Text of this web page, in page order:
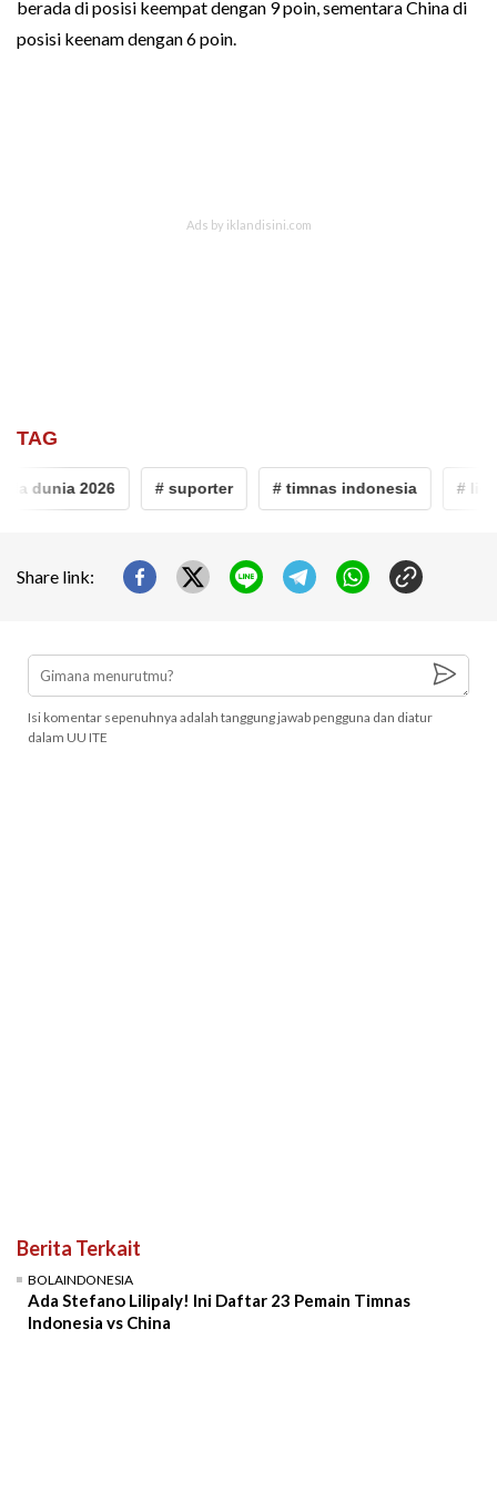
berada di posisi keempat dengan 9 poin, sementara China di
posisi keenam dengan 6 poin.
TAG
dunia 2026 # suporter # timnas indonesia # liga
Share link:
Isi komentar sepenuhnya adalah tanggung jawab pengguna dan diatur
dalam UU ITE
Berita Terkait
BOLAINDONESIA
Ada Stefano Lilipaly! Ini Daftar 23 Pemain Timnas
Indonesia vs China